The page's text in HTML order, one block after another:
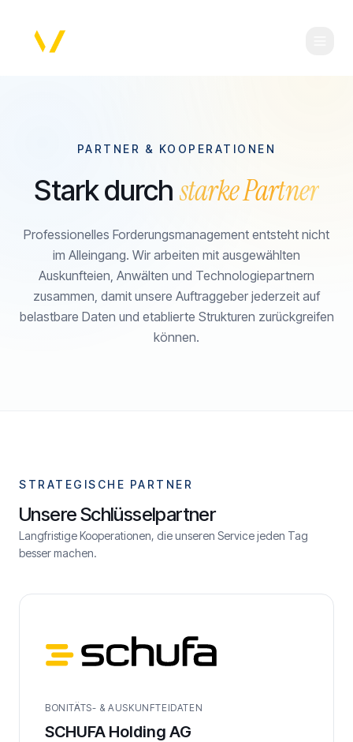
PARTNER & KOOPERATIONEN
Stark durch starke Partner
Professionelles Forderungsmanagement entsteht nicht
im Alleingang. Wir arbeiten mit ausgewählten
Auskunfteien, Anwälten und Technologiepartnern
zusammen, damit unsere Auftraggeber jederzeit auf
belastbare Daten und etablierte Strukturen zurückgreifen
können.
STRATEGISCHE PARTNER
Unsere Schlüsselpartner
Langfristige Kooperationen, die unseren Service jeden Tag
besser machen.
BONITÄTS- & AUSKUNFTEIDATEN
SCHUFA Holding AG